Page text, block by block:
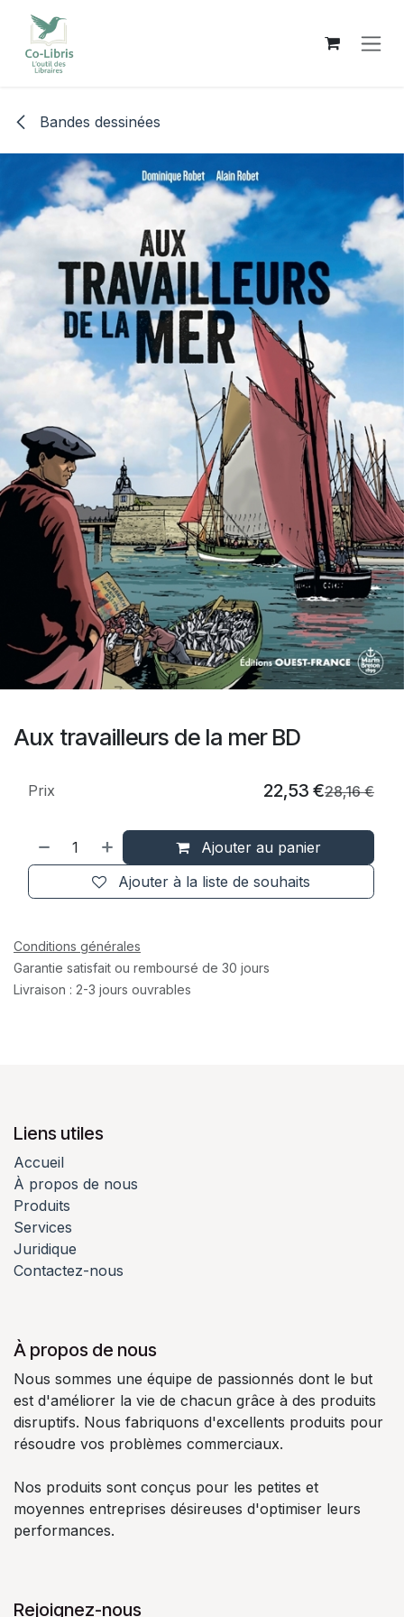
Se rendre au contenu
Bandes dessinées
Aux travailleurs de la mer BD
Ajouter au panier
Ajouter à la liste de souhaits
Prix 22,53 €28,16€
Conditions générales
Garantie satisfait ou remboursé de 30 jours
Livraison : 2-3 jours ouvrables
Liens utiles
Accueil
À propos de nous
Produits
Services
Juridique
Contactez-nous
À propos de nous
Nous sommes une équipe de passionnés dont le but
est d'améliorer la vie de chacun grâce à des produits
disruptifs. Nous fabriquons d'excellents produits pour
résoudre vos problèmes commerciaux.
Nos produits sont conçus pour les petites et
moyennes entreprises désireuses d'optimiser leurs
performances.
Rejoignez-nous